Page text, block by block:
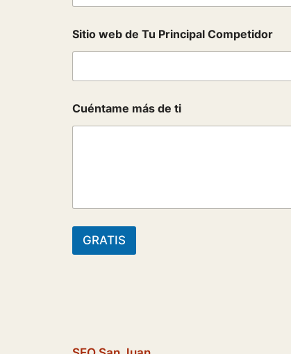
p
a
l
W
b
Sitio web de Tu Principal Competidor
Cuéntame más de ti
GRATIS